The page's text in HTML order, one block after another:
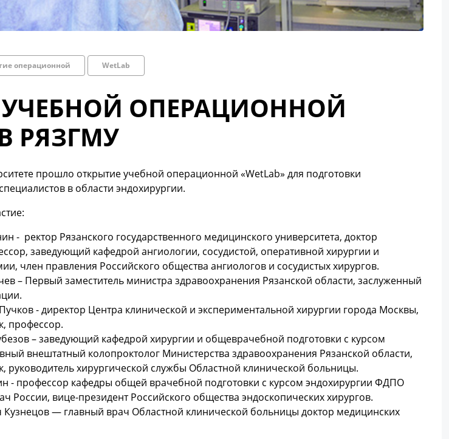
операционной WetLab
ОПЕРАЦИОННОЙ
РЯЗГМУ
прошло открытие учебной операционной «WetLab» для подготовки
в области эндохирургии.
- ректор Рязанского государственного медицинского университета, доктор
заведующий кафедрой ангиологии, сосудистой, оперативной хирургии и
член правления Российского общества ангиологов и сосудистых хирургов.
– Первый заместитель министра здравоохранения Рязанской области, заслуженный
- директор Центра клинической и экспериментальной хирургии города Москвы,
профессор.
– заведующий кафедрой хирургии и общеврачебной подготовки с курсом
внештатный колопроктолог Министерства здравоохранения Рязанской области,
руководитель хирургической службы Областной клинической больницы.
- профессор кафедры общей врачебной подготовки с курсом эндохирургии ФДПО
России, вице-президент Российского общества эндоскопических хирургов.
Кузнецов — главный врач Областной клинической больницы доктор медицинских